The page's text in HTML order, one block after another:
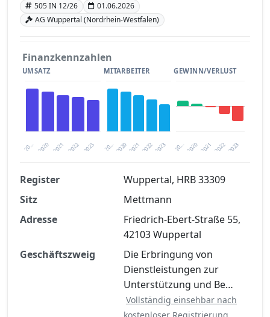
505 IN 12/26
01.06.2026
AG Wuppertal (Nordrhein-Westfalen)
Finanzkennzahlen
UMSATZ
20… 2021 2023
2020 2022
MITARBEITER
20… 2021 2023
2020 2022
GEWINN/VERLUST
20… 2021 2023
2020 2022
Finanzkennzahlen nach kostenloser
Registrierung verfügbar
Jetzt kostenlos registrieren
Register
Wuppertal, HRB 33309
Sitz
Mettmann
Adresse
Friedrich-Ebert-Straße 55,
42103 Wuppertal
Geschäftszweig
Die Erbringung von
Dienstleistungen zur
Unterstützung und Be…
Vollständig einsehbar nach